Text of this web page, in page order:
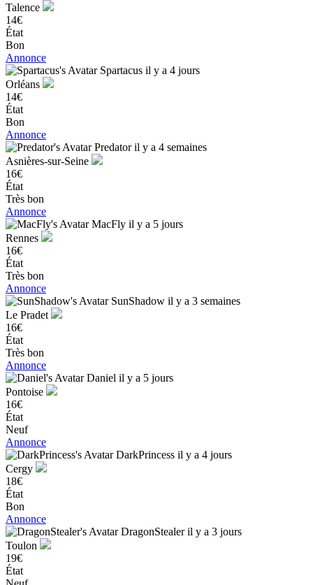
Talence
14€
État
Bon
Annonce
Spartacus il y a 4 jours
Orléans
14€
État
Bon
Annonce
Predatoril y a 4 semaines
Asnières-sur-Seine
16€
État
Très bon
Annonce
MacFly il y a 5 jours
Rennes
16€
État
Très bon
Annonce
SunShadow il y a 3 semaines
Le Pradet
16€
État
Très bon
Annonce
Daniel il y a 5 jours
Pontoise
16€
État
Neuf
Annonce
DarkPrincess il y a 4 jours
Cergy
18€
État
Bon
Annonce
DragonStealeril y a 3 jours
Toulon
19€
État